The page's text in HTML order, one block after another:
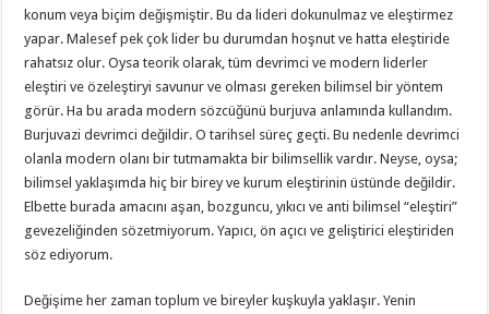
konum veya biçim değişmiştir. Bu da lideri dokunulmaz ve eleştirmez
yapar. Malesef pek çok lider bu durumdan hoşnut ve hatta eleştiride
rahatsız olur. Oysa teorik olarak, tüm devrimci ve modern liderler
eleştiri ve özeleştiryi savunur ve olması gereken bilimsel bir yöntem
görür. Ha bu arada modern sözcüğünü burjuva anlamında kullandım.
Burjuvazi devrimci değildir. O tarihsel süreç geçti. Bu nedenle devrimci
olanla modern olanı bir tutmamakta bir bilimsellik vardır. Neyse, oysa;
bilimsel yaklaşımda hiç bir birey ve kurum eleştirinin üstünde değildir.
Elbette burada amacını aşan, bozguncu, yıkıcı ve anti bilimsel “eleştiri”
gevezeliğinden sözetmiyorum. Yapıcı, ön açıcı ve geliştirici eleştiriden
söz ediyorum.
Değişime her zaman toplum ve bireyler kuşkuyla yaklaşır. Yenin